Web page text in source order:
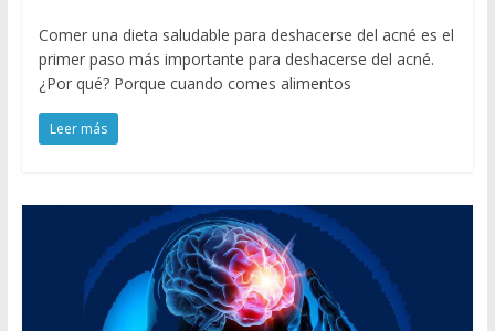
Comer una dieta saludable para deshacerse del acné es el
primer paso más importante para deshacerse del acné.
¿Por qué? Porque cuando comes alimentos
Leer más